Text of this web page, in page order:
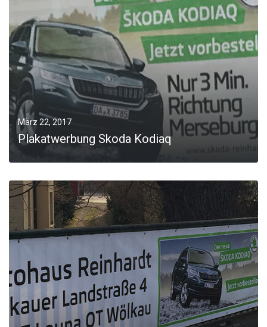
März 22, 2017
Plakatwerbung Skoda Kodiaq
MORE